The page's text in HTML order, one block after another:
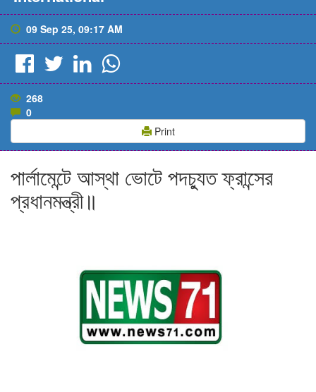
09 Sep 25, 09:17 AM
268
0
Print
পার্লামেন্টে আস্থা ভোটে পদচ্যুত ফ্রান্সের
প্রধানমন্ত্রী॥